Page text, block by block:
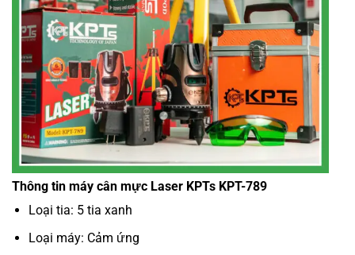
Thông tin máy cân mực Laser KPTs KPT-789
Loại tia: 5 tia xanh
Loại máy: Cảm ứng